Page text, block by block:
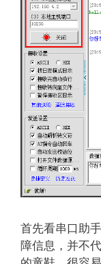
首先看串口助
障信息，并不